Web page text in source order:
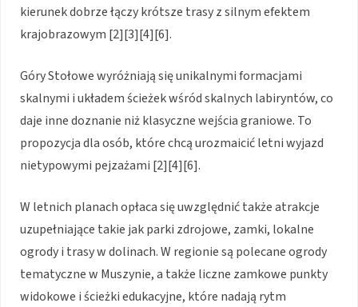
kierunek dobrze łączy krótsze trasy z silnym efektem
krajobrazowym [2][3][4][6].
Góry Stołowe wyróżniają się unikalnymi formacjami
skalnymi i układem ścieżek wśród skalnych labiryntów, co
daje inne doznanie niż klasyczne wejścia graniowe. To
propozycja dla osób, które chcą urozmaicić letni wyjazd
nietypowymi pejzażami [2][4][6].
W letnich planach opłaca się uwzględnić także atrakcje
uzupełniające takie jak parki zdrojowe, zamki, lokalne
ogrody i trasy w dolinach. W regionie są polecane ogrody
tematyczne w Muszynie, a także liczne zamkowe punkty
widokowe i ścieżki edukacyjne, które nadają rytm